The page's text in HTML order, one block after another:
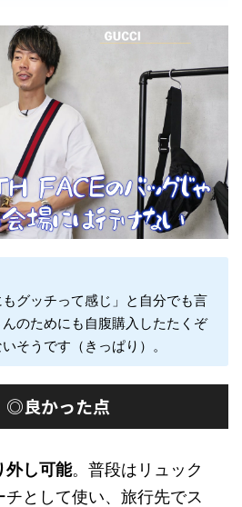
もグッチって感じ」と自分でも言
のためにも自腹購入したたくぞ
そうです（きっぱり）。
◎良かった点
外し可能。普段はリュック
として使い、旅行先でス